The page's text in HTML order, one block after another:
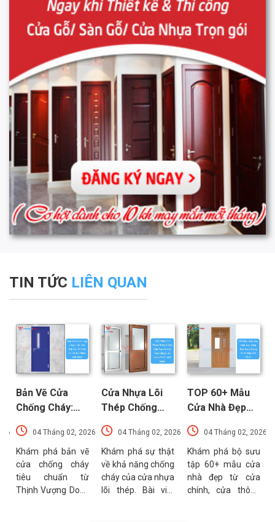
TIN TỨC LIÊN QUAN
Bản Vẽ Cửa
Chống Cháy:
Tạo Và Tiêu
Chuẩn Kỹ Thuật
Mới Nhất
04 Tháng 02, 2026
Khám phá bản vẽ
cửa chống cháy
tiêu chuẩn từ
Thịnh Vượng Door.
Cửa Nhựa Lõi
Thép Chống
Và Các Tiêu
Chuẩn An Toàn
PCCC Mới Nhất
04 Tháng 02, 2026
Khám phá sự thật
về khả năng chống
cháy của cửa nhựa
lõi thép. Bài viết
TOP 60+ Mẫu
Cửa Nhà Đẹp
Trọng Xu
Hướng Mới Nhất
04 Tháng 02, 2026
Khám phá bộ sưu
tập 60+ mẫu cửa
nhà đẹp từ cửa
chính, cửa thông